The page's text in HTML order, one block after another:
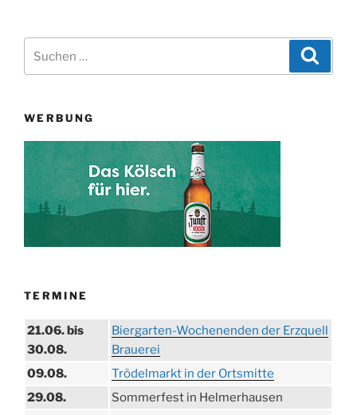
WERBUNG
TERMINE
21.06. bis
30.08.
Biergarten-Wochenenden der Erzquell
Brauerei
09.08.
Trödelmarkt in der Ortsmitte
29.08.
Sommerfest in Helmerhausen